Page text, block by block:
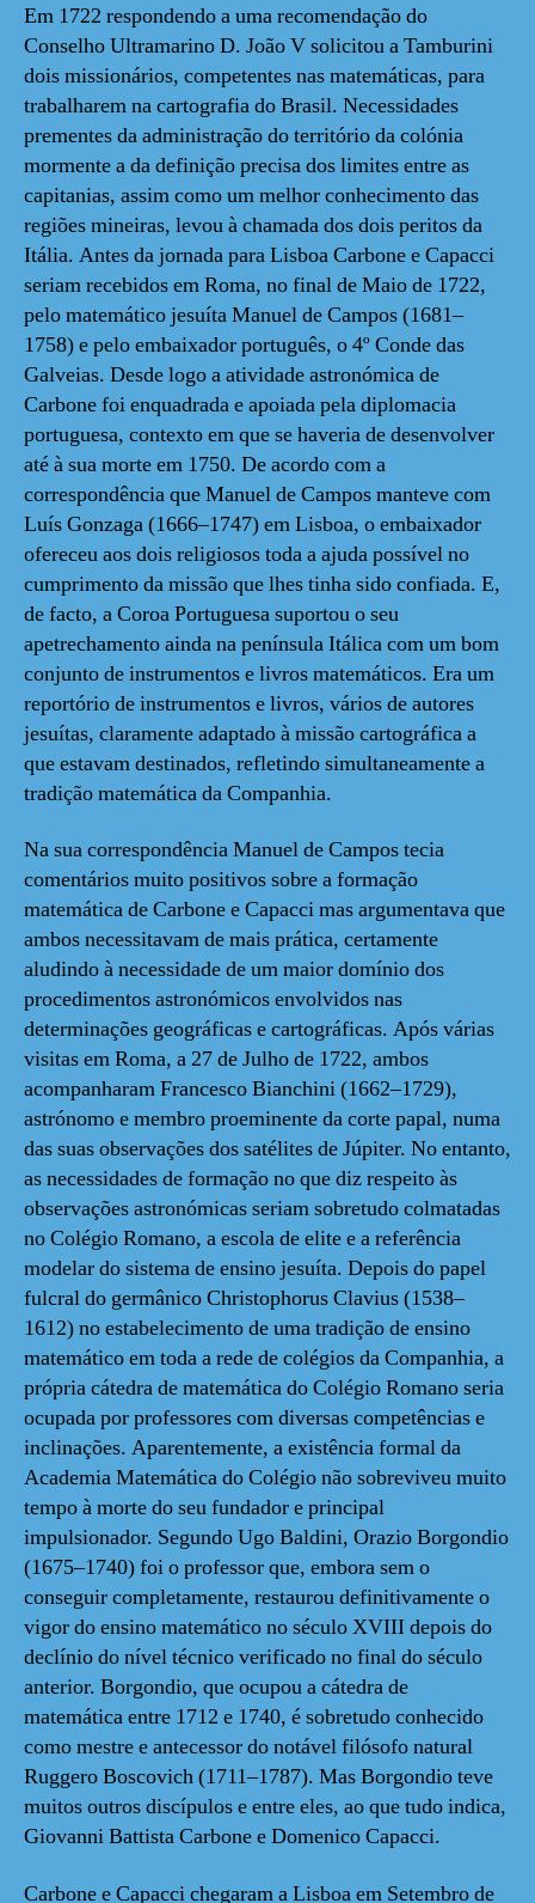
Em 1722 respondendo a uma recomendação do
Conselho Ultramarino D. João V solicitou a Tamburini
dois missionários, competentes nas matemáticas, para
trabalharem na cartografia do Brasil. Necessidades
prementes da administração do território da colónia
mormente a da definição precisa dos limites entre as
capitanias, assim como um melhor conhecimento das
regiões mineiras, levou à chamada dos dois peritos da
Itália. Antes da jornada para Lisboa Carbone e Capacci
seriam recebidos em Roma, no final de Maio de 1722,
pelo matemático jesuíta Manuel de Campos (1681–
1758) e pelo embaixador português, o 4º Conde das
Galveias. Desde logo a atividade astronómica de
Carbone foi enquadrada e apoiada pela diplomacia
portuguesa, contexto em que se haveria de desenvolver
até à sua morte em 1750. De acordo com a
correspondência que Manuel de Campos manteve com
Luís Gonzaga (1666–1747) em Lisboa, o embaixador
ofereceu aos dois religiosos toda a ajuda possível no
cumprimento da missão que lhes tinha sido confiada. E,
de facto, a Coroa Portuguesa suportou o seu
apetrechamento ainda na península Itálica com um bom
conjunto de instrumentos e livros matemáticos. Era um
reportório de instrumentos e livros, vários de autores
jesuítas, claramente adaptado à missão cartográfica a
que estavam destinados, refletindo simultaneamente a
tradição matemática da Companhia.
Na sua correspondência Manuel de Campos tecia
comentários muito positivos sobre a formação
matemática de Carbone e Capacci mas argumentava que
ambos necessitavam de mais prática, certamente
aludindo à necessidade de um maior domínio dos
procedimentos astronómicos envolvidos nas
determinações geográficas e cartográficas. Após várias
visitas em Roma, a 27 de Julho de 1722, ambos
acompanharam Francesco Bianchini (1662–1729),
astrónomo e membro proeminente da corte papal, numa
das suas observações dos satélites de Júpiter. No entanto,
as necessidades de formação no que diz respeito às
observações astronómicas seriam sobretudo colmatadas
no Colégio Romano, a escola de elite e a referência
modelar do sistema de ensino jesuíta. Depois do papel
fulcral do germânico Christophorus Clavius (1538–
1612) no estabelecimento de uma tradição de ensino
matemático em toda a rede de colégios da Companhia, a
própria cátedra de matemática do Colégio Romano seria
ocupada por professores com diversas competências e
inclinações. Aparentemente, a existência formal da
Academia Matemática do Colégio não sobreviveu muito
tempo à morte do seu fundador e principal
impulsionador. Segundo Ugo Baldini, Orazio Borgondio
(1675–1740) foi o professor que, embora sem o
conseguir completamente, restaurou definitivamente o
vigor do ensino matemático no século XVIII depois do
declínio do nível técnico verificado no final do século
anterior. Borgondio, que ocupou a cátedra de
matemática entre 1712 e 1740, é sobretudo conhecido
como mestre e antecessor do notável filósofo natural
Ruggero Boscovich (1711–1787). Mas Borgondio teve
muitos outros discípulos e entre eles, ao que tudo indica,
Giovanni Battista Carbone e Domenico Capacci.
Carbone e Capacci chegaram a Lisboa em Setembro de